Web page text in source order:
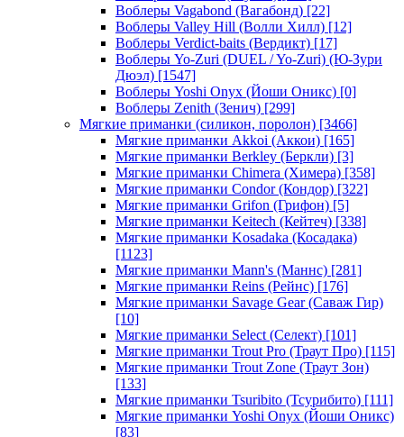
Воблеры Vagabond (Вагабонд) [22]
Воблеры Valley Hill (Волли Хилл) [12]
Воблеры Verdict-baits (Вердикт) [17]
Воблеры Yo-Zuri (DUEL / Yo-Zuri) (Ю-Зури
Дюэл) [1547]
Воблеры Yoshi Onyx (Йоши Оникс) [0]
Воблеры Zenith (Зенич) [299]
Мягкие приманки (силикон, поролон) [3466]
Мягкие приманки Akkoi (Аккои) [165]
Мягкие приманки Berkley (Беркли) [3]
Мягкие приманки Chimera (Химера) [358]
Мягкие приманки Condor (Кондор) [322]
Мягкие приманки Grifon (Грифон) [5]
Мягкие приманки Keitech (Кейтеч) [338]
Мягкие приманки Kosadaka (Косадака)
[1123]
Мягкие приманки Mann's (Маннс) [281]
Мягкие приманки Reins (Рейнс) [176]
Мягкие приманки Savage Gear (Саваж Гир)
[10]
Мягкие приманки Select (Селект) [101]
Мягкие приманки Trout Pro (Траут Про) [115]
Мягкие приманки Trout Zone (Траут Зон)
[133]
Мягкие приманки Tsuribito (Тсурибито) [111]
Мягкие приманки Yoshi Onyx (Йоши Оникс)
[83]